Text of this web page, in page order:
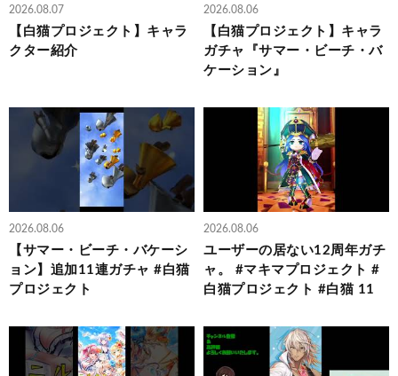
2026.08.07
【白猫プロジェクト】キャラ
クター紹介
2026.08.06
【白猫プロジェクト】キャラ
ガチャ『サマー・ビーチ・バ
ケーション』
2026.08.06
【サマー・ビーチ・バケーシ
ョン】追加11連ガチャ #白猫
プロジェクト
2026.08.06
ユーザーの居ない12周年ガチ
ャ。 #マキマプロジェクト #
白猫プロジェクト #白猫 11